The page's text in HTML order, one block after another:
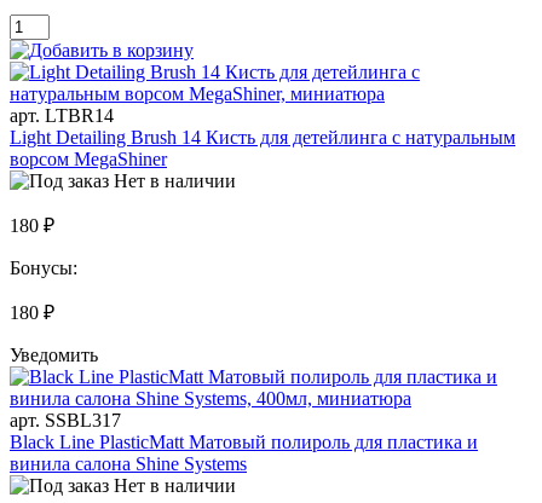
арт. LTBR14
Light Detailing Brush 14 Кисть для детейлинга c натуральным
ворcом MegaShiner
Нет в наличии
180 ₽
Бонусы:
180 ₽
Уведомить
арт. SSBL317
Black Line PlasticMatt Матовый полироль для пластика и
винила салона Shine Systems
Нет в наличии